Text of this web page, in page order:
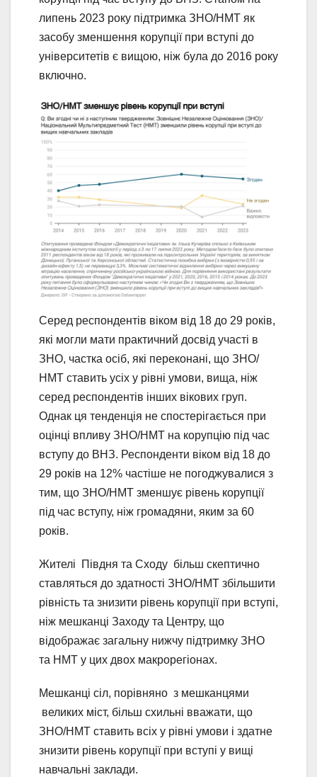
липень 2023 року підтримка ЗНО/НМТ як
засобу зменшення корупції при вступі до
університетів є вищою, ніж була до 2016 року
включно.
Серед респондентів віком від 18 до 29 років,
які могли мати практичний досвід участі в
ЗНО, частка осіб, які переконані, що ЗНО/
НМТ ставить усіх у рівні умови, вища, ніж
серед респондентів інших вікових груп.
Однак ця тенденція не спостерігається при
оцінці впливу ЗНО/НМТ на корупцію під час
вступу до ВНЗ. Респонденти віком від 18 до
29 років на 12% частіше не погоджувалися з
тим, що ЗНО/НМТ зменшує рівень корупції
під час вступу, ніж громадяни, яким за 60
років.
Жителі Півдня та Сходу більш скептично
ставляться до здатності ЗНО/НМТ збільшити
рівність та знизити рівень корупції при вступі,
ніж мешканці Заходу та Центру, що
відображає загальну нижчу підтримку ЗНО
та НМТ у цих двох макрорегіонах.
Мешканці сіл, порівняно з мешканцями
великих міст, більш схильні вважати, що
ЗНО/НМТ ставить всіх у рівні умови і здатне
знизити рівень корупції при вступі у вищі
навчальні заклади.